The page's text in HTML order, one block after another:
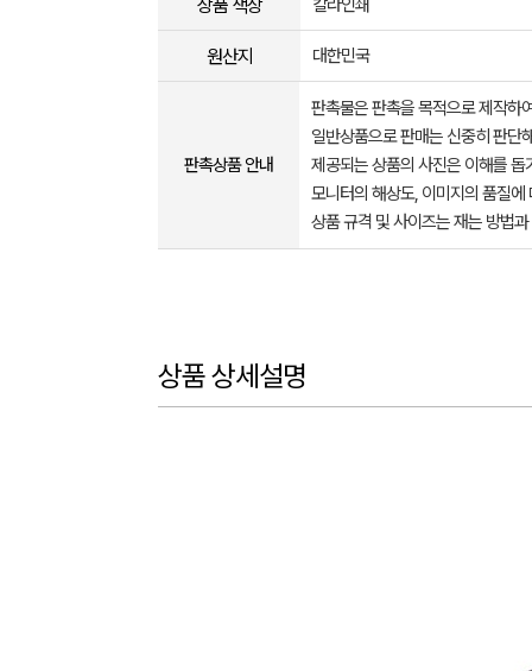
상품 색상 칼라인쇄
원산지 대한민국
판촉상품 안내
판촉물은 판촉을 목적으로 제작하
일반상품으로 판매는 신중히 판단
제공되는 상품의 사진은 이해를
모니터의 해상도, 이미지의 품질
상품 규격 및 사이즈는 재는 방법
상품 상세설명